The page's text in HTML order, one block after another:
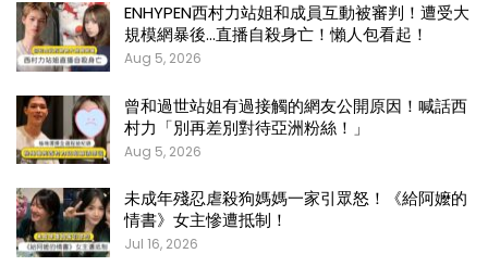
ENHYPEN西村力站姐和成員互動被審判！遭受大
規模網暴後…直播自殺身亡！懶人包看起！
Aug 5, 2026
曾和過世站姐有過接觸的網友公開原因！喊話西
村力「別再差別對待亞洲粉絲！」
Aug 5, 2026
未成年殘忍虐殺狗媽媽一家引眾怒！《給阿嬤的
情書》女主慘遭抵制！
Jul 16, 2026